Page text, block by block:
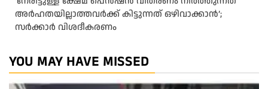
അർഹതയില്ലാത്തവർക്ക് കിട്ടുന്നത് ഒഴിവാക്കാൻ’;
സർക്കാ‍ർ വിശദീകരണം
YOU MAY HAVE MISSED